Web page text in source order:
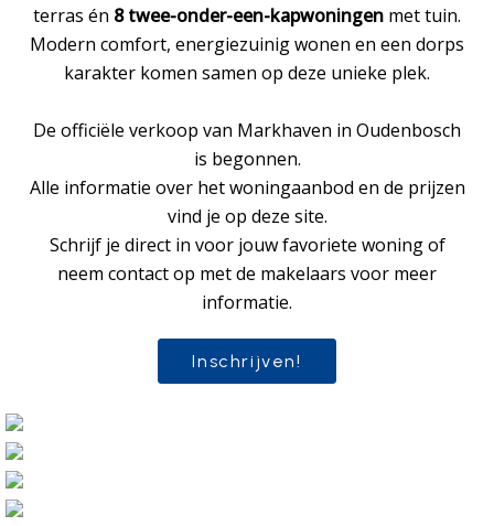
terras én 8 twee-onder-een-kapwoningen met tuin.
Modern comfort, energiezuinig wonen en een dorps
karakter komen samen op deze unieke plek.
De officiële verkoop van Markhaven in Oudenbosch
is begonnen.
Alle informatie over het woningaanbod en de prijzen
vind je op deze site.
Schrijf je direct in voor jouw favoriete woning of
neem contact op met de makelaars voor meer
informatie.
Inschrijven!